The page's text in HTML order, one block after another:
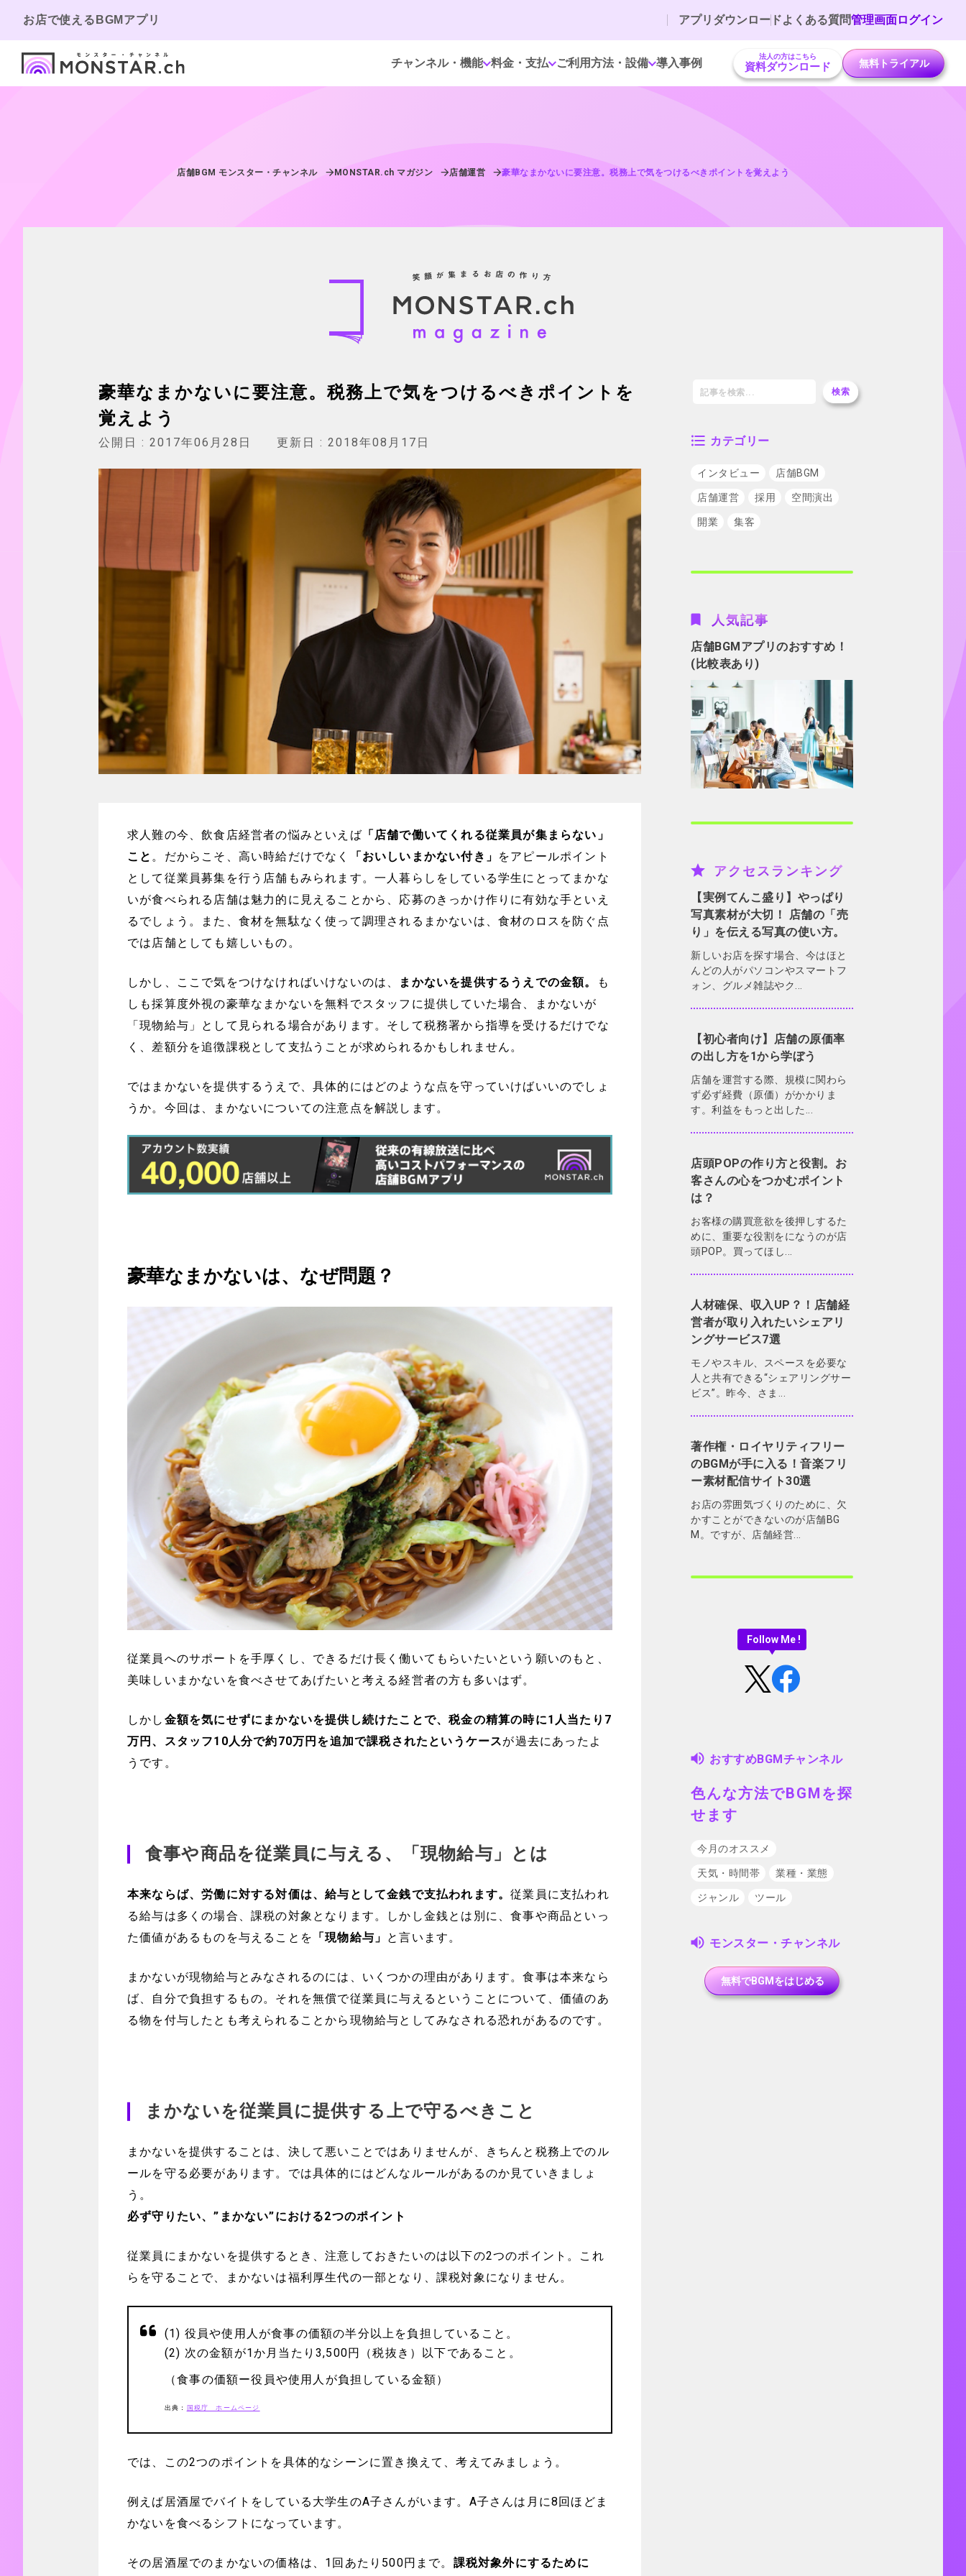
お店で使えるBGMアプリ アプリダウンロードよくある質問管理画面ログイン
チャンネル・機能 料金・支払 ご利用方法・設備 導入事例 法人の方はこちら
資料ダウンロード 無料トライアル
店舗BGM モンスター・チャンネル MONSTAR.ch マガジン 店舗運営 豪華なまかないに要注意。税務上で気をつけるべきポイントを覚えよう
豪華なまかないに要注意。税務上で気をつけるべきポイントを
覚えよう
公開日 : 2017年06月28日 更新日 : 2018年08月17日
求人難の今、飲食店経営者の悩みといえば 「店舗で働いてくれる従業員が集まらない」
こと 。だからこそ、高い時給だけでなく 「おいしいまかない付き」 をアピールポイント
として従業員募集を行う店舗もみられます。一人暮らしをしている学生にとってまかな
いが食べられる店舗は魅力的に見えることから、応募のきっかけ作りに有効な手といえ
るでしょう。また、食材を無駄なく使って調理されるまかないは、食材のロスを防ぐ点
では店舗としても嬉しいもの。
しかし、ここで気をつけなければいけないのは、 まかないを提供するうえでの金額。
も
しも採算度外視の豪華なまかないを無料でスタッフに提供していた場合、まかないが
「現物給与」として見られる場合があります。そして税務署から指導を受けるだけでな
く、差額分を追徴課税として支払うことが求められるかもしれません。
ではまかないを提供するうえで、具体的にはどのような点を守っていけばいいのでしょ
うか。今回は、まかないについての注意点を解説します。
豪華なまかないは、なぜ問題？
従業員へのサポートを手厚くし、できるだけ長く働いてもらいたいという願いのもと、
美味しいまかないを食べさせてあげたいと考える経営者の方も多いはず。
しかし 金額を気にせずにまかないを提供し続けたことで、税金の精算の時に1人当たり7
万円、スタッフ10人分で約70万円を追加で課税されたというケースが過去にあったよ
うです。
食事や商品を従業員に与える、「現物給与」とは
本来ならば、労働に対する対価は、給与として金銭で支払われます。従業員に支払われ
る給与は多くの場合、課税の対象となります。しかし金銭とは別に、食事や商品といっ
た価値があるものを与えることを 「現物給与」 と言います。
まかないが現物給与とみなされるのには、いくつかの理由があります。食事は本来なら
ば、自分で負担するもの。それを無償で従業員に与えるということについて、価値のあ
る物を付与したとも考えられることから現物給与としてみなされる恐れがあるのです。
まかないを従業員に提供する上で守るべきこと
まかないを提供することは、決して悪いことではありませんが、きちんと税務上でのル
ールを守る必要があります。では具体的にはどんなルールがあるのか見ていきましょ
う。
必ず守りたい、”まかない”における2つのポイント
従業員にまかないを提供するとき、注意しておきたいのは以下の2つのポイント。これ
らを守ることで、まかないは福利厚生代の一部となり、課税対象になりません。
(1) 役員や使用人が食事の価額の半分以上を負担していること。
(2) 次の金額が1か月当たり3,500円（税抜き）以下であること。
（食事の価額ー役員や使用人が負担している金額）
出典： 国税庁 ホームページ
では、この2つのポイントを具体的なシーンに置き換えて、考えてみましょう。
例えば居酒屋でバイトをしている大学生のA子さんがいます。A子さんは月に8回ほどま
かないを食べるシフトになっています。
その居酒屋でのまかないの価格は、1回あたり500円まで。 課税対象外にするために
検索
カテゴリー
インタビュー 店舗BGM
店舗運営 採用 空間演出
開業 集客
人気記事
店舗BGMアプリのおすすめ！
(比較表あり)
アクセスランキング
【実例てんこ盛り】やっぱり
写真素材が大切！ 店舗の「売
り」を伝える写真の使い方。
新しいお店を探す場合、今はほと
んどの人がパソコンやスマートフ
ォン、グルメ雑誌やク...
【初心者向け】店舗の原価率
の出し方を1から学ぼう
店舗を運営する際、規模に関わら
ず必ず経費（原価）がかかりま
す。利益をもっと出した...
店頭POPの作り方と役割。お
客さんの心をつかむポイント
は？
お客様の購買意欲を後押しするた
めに、重要な役割をになうのが店
頭POP。買ってほし...
人材確保、収入UP？！店舗経
営者が取り入れたいシェアリ
ングサービス7選
モノやスキル、スペースを必要な
人と共有できる“シェアリングサー
ビス”。昨今、さま...
著作権・ロイヤリティフリー
のBGMが手に入る！音楽フリ
ー素材配信サイト30選
お店の雰囲気づくりのために、欠
かすことができないのが店舗BG
M。ですが、店舗経営...
Follow Me !
おすすめBGMチャンネル
色んな方法でBGMを探
せます
今月のオススメ
天気・時間帯 業種・業態
ジャンル ツール
モンスター・チャンネル
無料でBGMをはじめる